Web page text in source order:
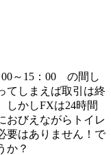
～15：00 の間し
てしまえば取引は終
しかしFXは24時間
おびえながらトイレ
要はありません！で
か？